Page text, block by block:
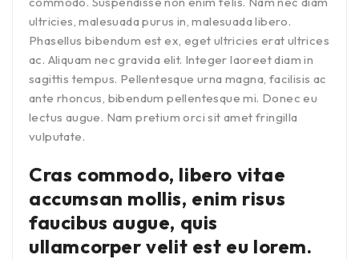
ultricies, malesuada purus in, malesuada libero.
Phasellus bibendum est ex, eget ultricies erat ultrices
ac. Aliquam nec gravida elit. Integer laoreet diam in
sagittis tempus. Pellentesque urna magna, facilisis ac
ante rhoncus, bibendum pellentesque mi. Donec eu
lectus augue. Nam pretium orci sit amet fringilla
vulputate.
Cras commodo, libero vitae
accumsan mollis, enim risus
faucibus augue, quis
ullamcorper velit est eu lorem.